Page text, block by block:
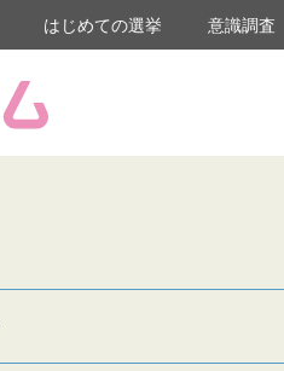
はじめての選挙 意識調査